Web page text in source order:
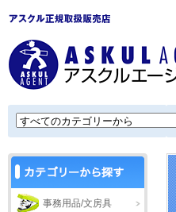
事務用品/文房具